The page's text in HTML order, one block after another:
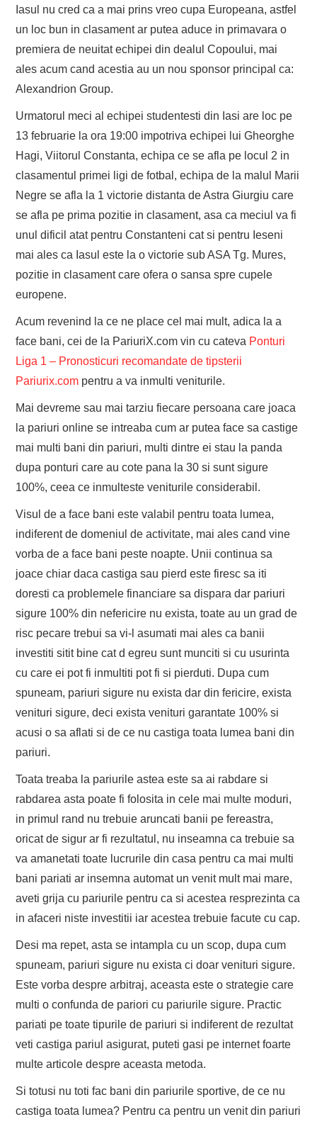
Iasul nu cred ca a mai prins vreo cupa Europeana, astfel
un loc bun in clasament ar putea aduce in primavara o
premiera de neuitat echipei din dealul Copoului, mai
ales acum cand acestia au un nou sponsor principal ca:
Alexandrion Group.
Urmatorul meci al echipei studentesti din Iasi are loc pe
13 februarie la ora 19:00 impotriva echipei lui Gheorghe
Hagi, Viitorul Constanta, echipa ce se afla pe locul 2 in
clasamentul primei ligi de fotbal, echipa de la malul Marii
Negre se afla la 1 victorie distanta de Astra Giurgiu care
se afla pe prima pozitie in clasament, asa ca meciul va fi
unul dificil atat pentru Constanteni cat si pentru Ieseni
mai ales ca Iasul este la o victorie sub ASA Tg. Mures,
pozitie in clasament care ofera o sansa spre cupele
europene.
Acum revenind la ce ne place cel mai mult, adica la a
face bani, cei de la PariuriX.com vin cu cateva Ponturi
Liga 1 – Pronosticuri recomandate de tipsterii
Pariurix.com pentru a va inmulti veniturile.
Mai devreme sau mai tarziu fiecare persoana care joaca
la pariuri online se intreaba cum ar putea face sa castige
mai multi bani din pariuri, multi dintre ei stau la panda
dupa ponturi care au cote pana la 30 si sunt sigure
100%, ceea ce inmulteste veniturile considerabil.
Visul de a face bani este valabil pentru toata lumea,
indiferent de domeniul de activitate, mai ales cand vine
vorba de a face bani peste noapte. Unii continua sa
joace chiar daca castiga sau pierd este firesc sa iti
doresti ca problemele financiare sa dispara dar pariuri
sigure 100% din nefericire nu exista, toate au un grad de
risc pecare trebui sa vi-l asumati mai ales ca banii
investiti sitit bine cat d egreu sunt munciti si cu usurinta
cu care ei pot fi inmultiti pot fi si pierduti. Dupa cum
spuneam, pariuri sigure nu exista dar din fericire, exista
venituri sigure, deci exista venituri garantate 100% si
acusi o sa aflati si de ce nu castiga toata lumea bani din
pariuri.
Toata treaba la pariurile astea este sa ai rabdare si
rabdarea asta poate fi folosita in cele mai multe moduri,
in primul rand nu trebuie aruncati banii pe fereastra,
oricat de sigur ar fi rezultatul, nu inseamna ca trebuie sa
va amanetati toate lucrurile din casa pentru ca mai multi
bani pariati ar insemna automat un venit mult mai mare,
aveti grija cu pariurile pentru ca si acestea resprezinta ca
in afaceri niste investitii iar acestea trebuie facute cu cap.
Desi ma repet, asta se intampla cu un scop, dupa cum
spuneam, pariuri sigure nu exista ci doar venituri sigure.
Este vorba despre arbitraj, aceasta este o strategie care
multi o confunda de pariori cu pariurile sigure. Practic
pariati pe toate tipurile de pariuri si indiferent de rezultat
veti castiga pariul asigurat, puteti gasi pe internet foarte
multe articole despre aceasta metoda.
Si totusi nu toti fac bani din pariurile sportive, de ce nu
castiga toata lumea? Pentru ca pentru un venit din pariuri